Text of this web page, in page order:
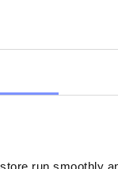
run smoothly
beeinflussen,